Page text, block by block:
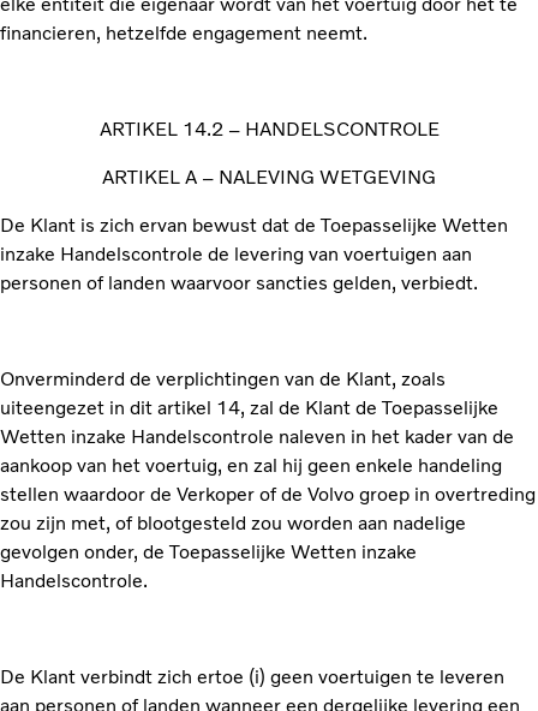
financieren, hetzelfde engagement neemt.
ARTIKEL 14.2 – HANDELSCONTROLE
ARTIKEL A – NALEVING WETGEVING
De Klant is zich ervan bewust dat de Toepasselijke Wetten
inzake Handelscontrole de levering van voertuigen aan
personen of landen waarvoor sancties gelden, verbiedt.
Onverminderd de verplichtingen van de Klant, zoals
uiteengezet in dit artikel 14, zal de Klant de Toepasselijke
Wetten inzake Handelscontrole naleven in het kader van de
aankoop van het voertuig, en zal hij geen enkele handeling
stellen waardoor de Verkoper of de Volvo groep in overtreding
zou zijn met, of blootgesteld zou worden aan nadelige
gevolgen onder, de Toepasselijke Wetten inzake
Handelscontrole.
De Klant verbindt zich ertoe (i) geen voertuigen te leveren
aan personen of landen wanneer een dergelijke levering een